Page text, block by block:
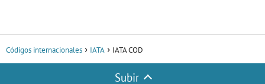
Códigos internacionales IATA IATA COD
Subir